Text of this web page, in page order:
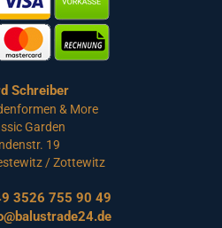
Schreiber
& More
Garden
19
/ Zottewitz
3526 755 90 49